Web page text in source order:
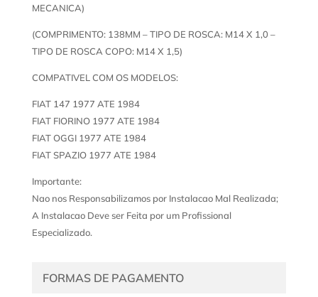
MECANICA)
(COMPRIMENTO: 138MM – TIPO DE ROSCA: M14 X 1,0 –
TIPO DE ROSCA COPO: M14 X 1,5)
COMPATIVEL COM OS MODELOS:
FIAT 147 1977 ATE 1984
FIAT FIORINO 1977 ATE 1984
FIAT OGGI 1977 ATE 1984
FIAT SPAZIO 1977 ATE 1984
Importante:
Nao nos Responsabilizamos por Instalacao Mal Realizada;
A Instalacao Deve ser Feita por um Profissional
Especializado.
FORMAS DE PAGAMENTO